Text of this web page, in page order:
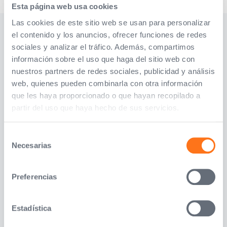
Esta página web usa cookies
Las cookies de este sitio web se usan para personalizar
el contenido y los anuncios, ofrecer funciones de redes
sociales y analizar el tráfico. Además, compartimos
información sobre el uso que haga del sitio web con
nuestros partners de redes sociales, publicidad y análisis
web, quienes pueden combinarla con otra información
que les haya proporcionado o que hayan recopilado a
partir del uso que haya hecho de sus servicios.
Necesarias
Preferencias
Estadística
¿Tienes un negocio o una